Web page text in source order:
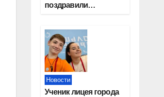
поздравили
отрасли
Новости
Ученик лицея города